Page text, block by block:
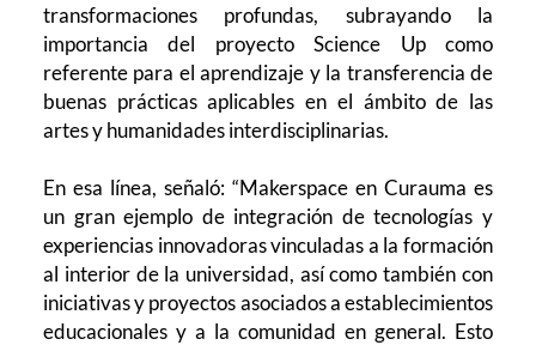
transformaciones profundas, subrayando la
importancia del proyecto Science Up como
referente para el aprendizaje y la transferencia de
buenas prácticas aplicables en el ámbito de las
artes y humanidades interdisciplinarias.
En esa línea, señaló: “Makerspace en Curauma es
un gran ejemplo de integración de tecnologías y
experiencias innovadoras vinculadas a la formación
al interior de la universidad, así como también con
iniciativas y proyectos asociados a establecimientos
educacionales y a la comunidad en general. Esto